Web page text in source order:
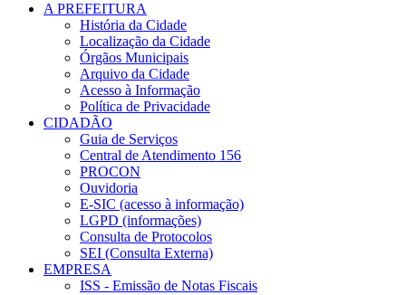
A PREFEITURA
História da Cidade
Localização da Cidade
Órgãos Municipais
Arquivo da Cidade
Acesso à Informação
Política de Privacidade
CIDADÃO
Guia de Serviços
Central de Atendimento 156
PROCON
Ouvidoria
E-SIC (acesso à informação)
LGPD (informações)
Consulta de Protocolos
SEI (Consulta Externa)
EMPRESA
ISS - Emissão de Notas Fiscais